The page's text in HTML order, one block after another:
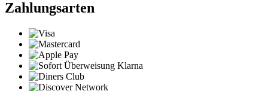
Zahlungsarten